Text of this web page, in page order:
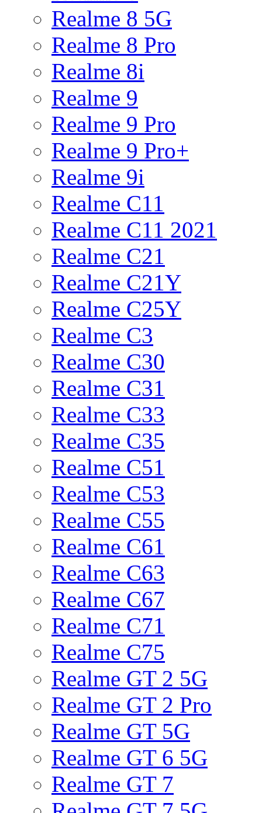
Realme 8 5G
Realme 8 Pro
Realme 8i
Realme 9
Realme 9 Pro
Realme 9 Pro+
Realme 9i
Realme C11
Realme C11 2021
Realme C21
Realme C21Y
Realme C25Y
Realme C3
Realme C30
Realme C31
Realme C33
Realme C35
Realme C51
Realme C53
Realme C55
Realme C61
Realme C63
Realme C67
Realme C71
Realme C75
Realme GT 2 5G
Realme GT 2 Pro
Realme GT 5G
Realme GT 6 5G
Realme GT 7